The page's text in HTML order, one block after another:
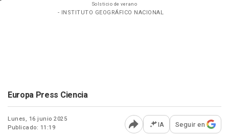
Solsticio de verano
- INSTITUTO GEOGRÁFICO NACIONAL
Europa Press Ciencia
Lunes, 16 junio 2025
Publicado: 11:19
Abrir opciones para
IA Seguir en